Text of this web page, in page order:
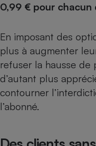
0,99 € pour chacun
En imposant des
plus à augmenter
refuser la hausse de
d’autant plus
contourner
l’abonné.